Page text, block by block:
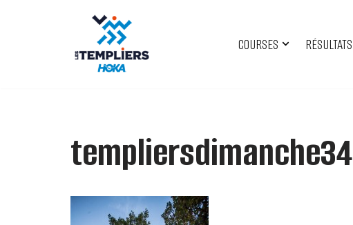
COURSES RÉSULTATS
templiersdimanche34